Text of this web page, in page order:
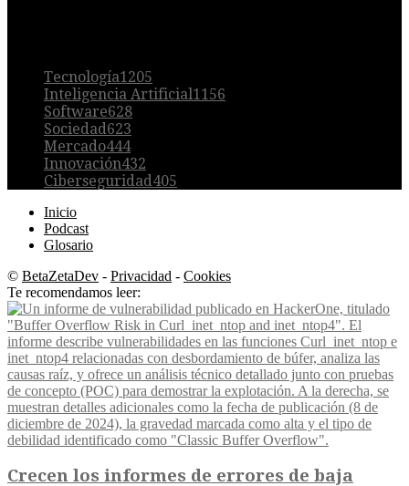
Tecnología1205
Inteligencia Artificial1156
Software628
Sociedad623
Mercado444
Innovación432
Ciberseguridad405
Inicio
Podcast
Glosario
© BetaZetaDev - Privacidad - Cookies
Te recomendamos leer:
Crecen los informes de errores de baja